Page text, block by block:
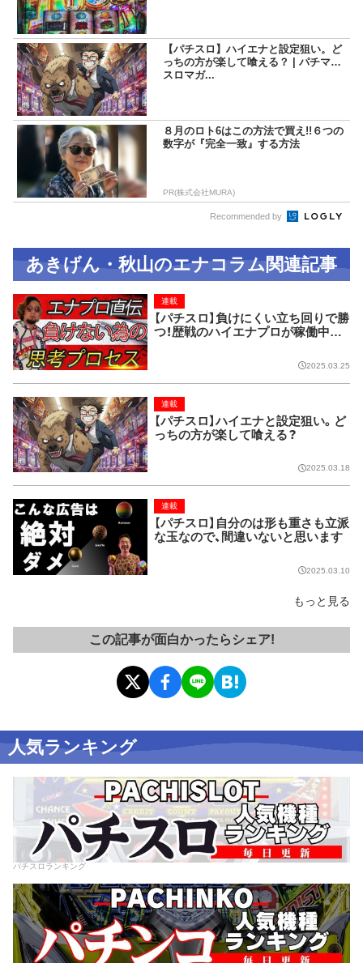
【パチスロ】ハイエナと設定狙い。ど
っちの方が楽して喰える？ | パチマガ
スロマガ...
８月のロト6はこの方法で買え!!６つの
数字が『完全一致』する方法
PR(株式会社MURA)
Recommended by
あきげん・秋山のエナコラム関連記事
【パチスロ】負けにくい立ち回りで勝
つ！歴戦のハイエナプロが稼働中に
連載
2025.03.25
【パチスロ】ハイエナと設定狙い。ど
っちの方が楽して喰える？
連載
2025.03.18
【パチスロ】自分のは形も重さも立派
な玉なので、間違いないと思います
連載
2025.03.10
もっと見る
この記事が面白かったらシェア!
人気ランキング
パチスロランキング